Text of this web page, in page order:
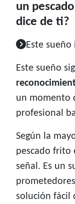
un
dice de ti?
Este
Este sueño
un momento
profesional
Según la
pescado frito
señal. Es un
solución fácil